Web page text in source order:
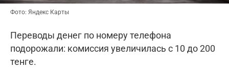
Фото: Яндекс Карты
Переводы денег по номеру телефона
подорожали: комиссия увеличилась с 10 до 200
тенге.